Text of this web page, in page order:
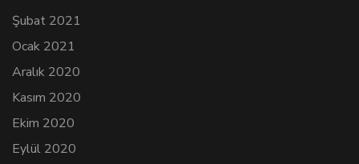
Şubat 2021
Ocak 2021
Aralık 2020
Kasım 2020
Ekim 2020
Eylül 2020